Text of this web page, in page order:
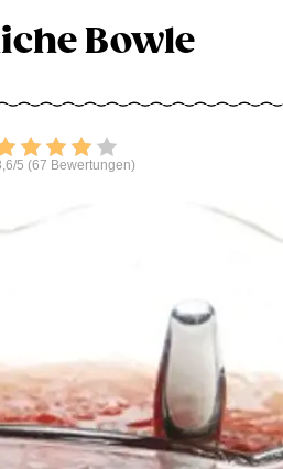
Bowle
Bewerten
5 (67 Bewertungen)